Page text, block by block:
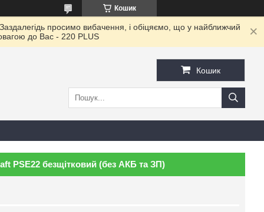
Кошик
просимо вибачення, і обіцяємо, що у найближчий
до Ваc - 220 PLUS
Кошик
PSE22 безщітковий (без АКБ та ЗП)